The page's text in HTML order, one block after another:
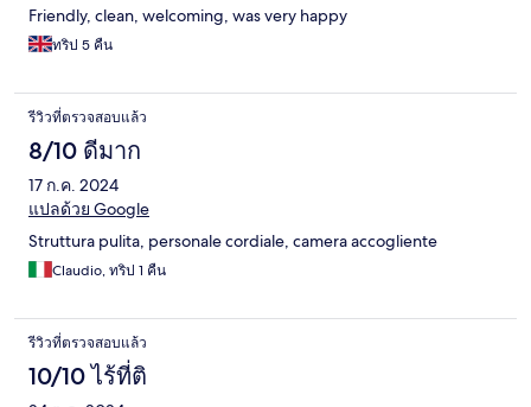
Friendly, clean, welcoming, was very happy
ทริป 5 คืน
รีวิวที่ตรวจสอบแล้ว
8/10 ดีมาก
17 ก.ค. 2024
แปลด้วย Google
Struttura pulita, personale cordiale, camera accogliente
Claudio, ทริป 1 คืน
รีวิวที่ตรวจสอบแล้ว
10/10 ไร้ที่ติ